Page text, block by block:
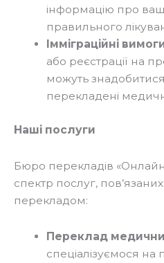
інформацію про
правильного
Імміграційні
або реєстрації на
можуть
перекладені
Наші послуги
Бюро перекладів
спектр послуг,
перекладом:
Переклад
спеціалізуємося